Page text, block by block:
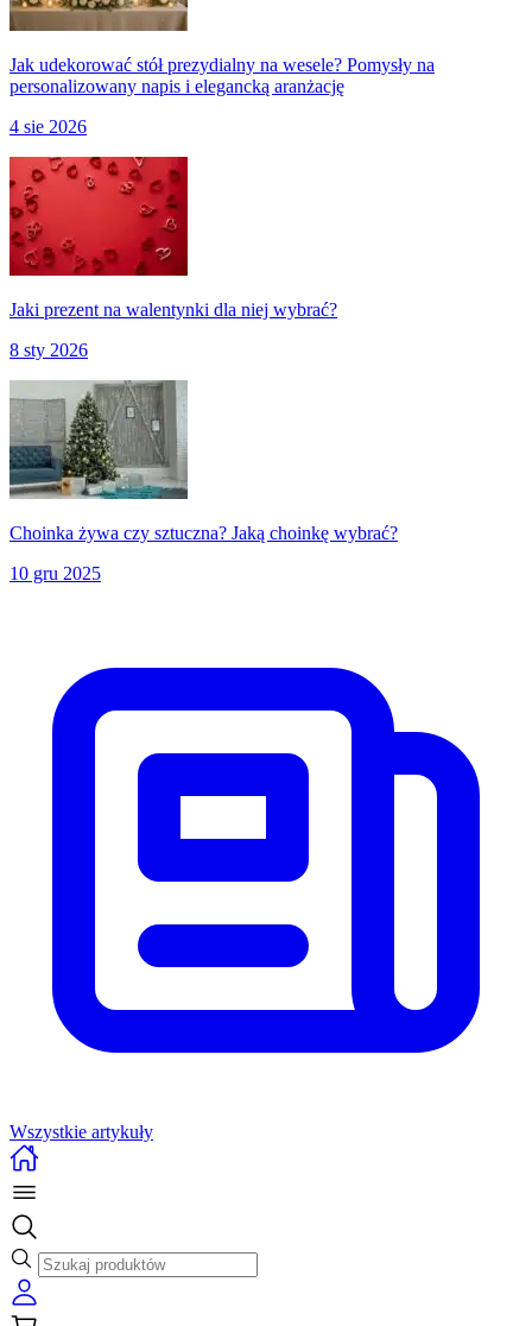
Jak udekorować stół prezydialny na wesele? Pomysły na
personalizowany napis i elegancką aranżację
4 sie 2026
Jaki prezent na walentynki dla niej wybrać?
8 sty 2026
Choinka żywa czy sztuczna? Jaką choinkę wybrać?
10 gru 2025
Wszystkie artykuły